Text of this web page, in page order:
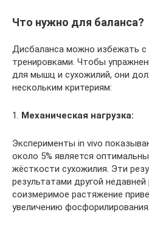
Что нужно для баланса?
Дисбаланса можно избежать с
тренировками. Чтобы
для мышц и сухожилий, они
нескольким критериям:
1. Механическая нагрузка:
Эксперименты in vivo
около 5% является
жёсткости сухожилия. Эти
результатами другой
соизмеримое растяжение
увеличению фосфорилирования.